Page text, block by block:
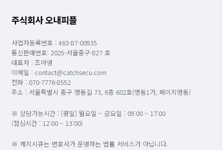
주식회사 오내피플
사업자등록번호 : 463-87-00935
통신판매번호: 2025-서울중구-827 호
대표자 : 조아영
이메일 : contact@catchsecu.com
전화 : 070-7776-8552
주소 : 서울특별시 중구 명동길 73, 6층 602호(명동1가, 페이지명동)
※ 상담가능시간 : [평일] 월요일 ~ 금요일 : 09:00 ~ 17:00
(점심시간 : 12:00 ~ 13:00)
※ 캐치시큐는 변호사가 운영하는 법률 서비스가 아닙니다.